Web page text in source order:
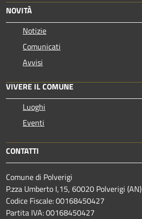
NOVITÀ
Notizie
Comunicati
Avvisi
VIVERE IL COMUNE
Luoghi
Eventi
CONTATTI
Comune di Polverigi
P.zza Umberto I,15, 60020 Polverigi (AN)
Codice Fiscale: 00168450427
Partita IVA: 00168450427